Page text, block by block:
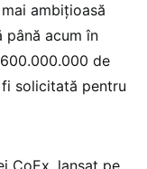
ambițioasă
acum în
de
solicitată pentru
CoEx, lansat pe